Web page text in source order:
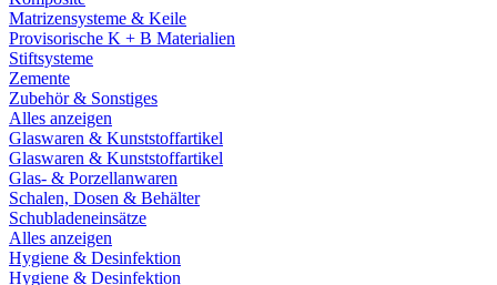
Matrizensysteme & Keile
Provisorische K + B Materialien
Stiftsysteme
Zemente
Zubehör & Sonstiges
Alles anzeigen
Glaswaren & Kunststoffartikel
Glaswaren & Kunststoffartikel
Glas- & Porzellanwaren
Schalen, Dosen & Behälter
Schubladeneinsätze
Alles anzeigen
Hygiene & Desinfektion
Hygiene & Desinfektion